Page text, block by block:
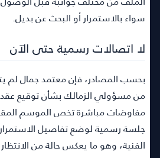
سواء بالاستمرار أو البحث عن بديل.
لا اتصالات رسمية حتى الآن
بحسب المصادر، فإن معتمد جمال لم
من مسؤولي الزمالك بشأن توقيع عقد
مفاوضات مباشرة تخص الموسم
جلسة رسمية لوضع تفاصيل الاستمرار
الفنية، وهو ما يعكس حالة من الانتظار